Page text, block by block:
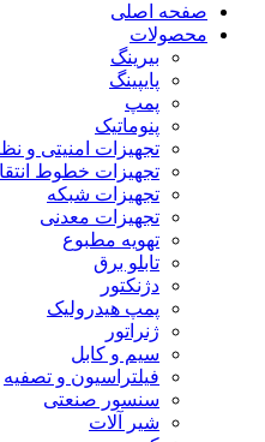
صفحه اصلی
محصولات
بیرینگ
پایپینگ
پمپ
پنوماتیک
تجهیزات امنیتی و
تجهیزات خطوط
تجهیزات شبکه
تجهیزات معدنی
تهویه مطبوع
تابلو برق
دژنکتور
پمپ هیدرولیک
ژنراتور
سیم و کابل
فیلتراسیون و تصفیه
سنسور صنعتی
شیر آلات